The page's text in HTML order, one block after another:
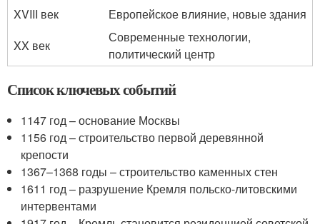
XVIII век
Европейское влияние, новые здания
XX век
Современные технологии,
политический центр
Список ключевых событий
1147 год – основание Москвы
1156 год – строительство первой деревянной
крепости
1367–1368 годы – строительство каменных стен
1611 год – разрушение Кремля польско-литовскими
интервентами